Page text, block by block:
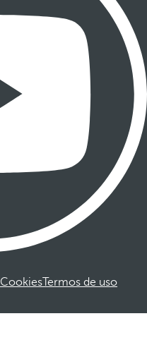
CookiesTermos de uso